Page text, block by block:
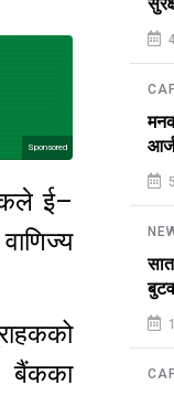
Sponsored
ई–
बैंकका